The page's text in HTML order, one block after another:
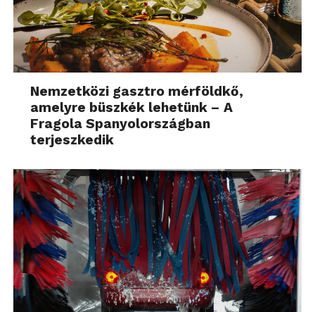
Nemzetközi gasztro mérföldkő,
amelyre büszkék lehetünk – A
Fragola Spanyolországban
terjeszkedik